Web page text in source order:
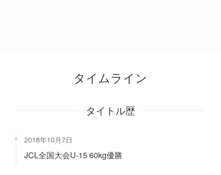
タイムライン
タイトル歴
2018年10月7日
JCL全国大会U-15 60kg優勝